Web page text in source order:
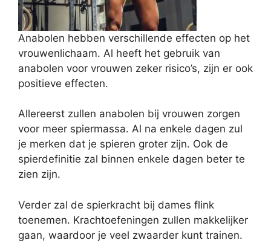
Anabolen hebben verschillende effecten op het
vrouwenlichaam. Al heeft het gebruik van
anabolen voor vrouwen zeker risico’s, zijn er ook
positieve effecten.
Allereerst zullen anabolen bij vrouwen zorgen
voor meer spiermassa. Al na enkele dagen zul
je merken dat je spieren groter zijn. Ook de
spierdefinitie zal binnen enkele dagen beter te
zien zijn.
Verder zal de spierkracht bij dames flink
toenemen. Krachtoefeningen zullen makkelijker
gaan, waardoor je veel zwaarder kunt trainen.